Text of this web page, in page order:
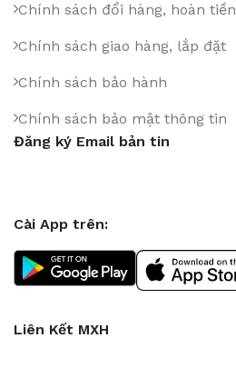
Chính sách đổi hàng, hoàn tiền
Chính sách giao hàng, lắp đặt
Chính sách bảo hành
Chính sách bảo mật thông tin
Đăng ký Email bản tin
Cài App trên:
Liên Kết MXH